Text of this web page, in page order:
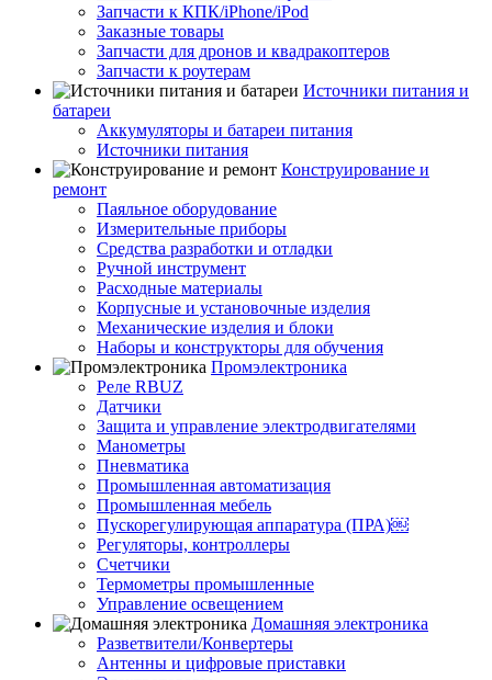
Запчасти к КПК/iPhone/iPod
Заказные товары
Запчасти для дронов и квадракоптеров
Запчасти к роутерам
Источники питания и
батареи
Аккумуляторы и батареи питания
Источники питания
Конструирование и
ремонт
Паяльное оборудование
Измерительные приборы
Средства разработки и отладки
Ручной инструмент
Расходные материалы
Корпусные и установочные изделия
Механические изделия и блоки
Наборы и конструкторы для обучения
Промэлектроника
Реле RBUZ
Датчики
Защита и управление электродвигателями
Манометры
Пневматика
Промышленная автоматизация
Промышленная мебель
Пускорегулирующая аппаратура (ПРА)￼
Регуляторы, контроллеры
Счетчики
Термометры промышленные
Управление освещением
Домашняя электроника
Разветвители/Конвертеры
Антенны и цифровые приставки